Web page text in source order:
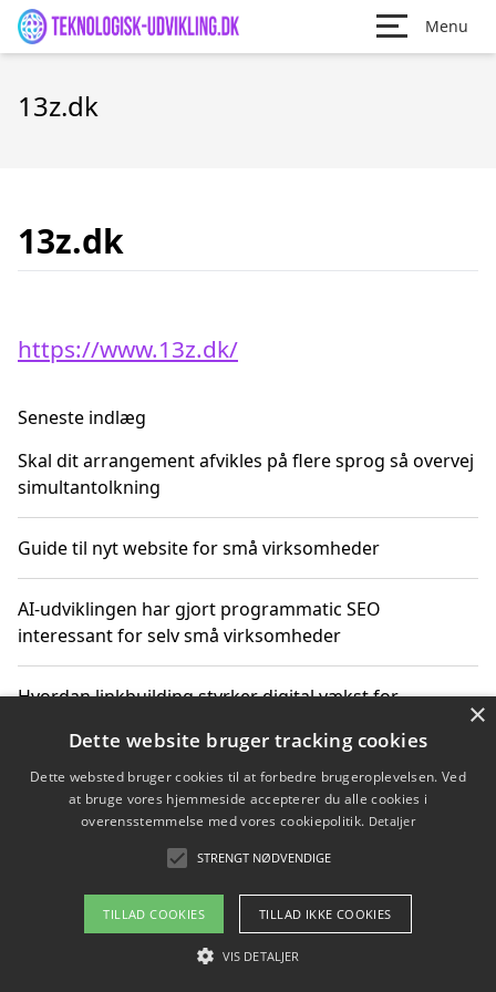
Menu
13z.dk
13z.dk
https://www.13z.dk/
Seneste indlæg
Skal dit arrangement afvikles på flere sprog så overvej
simultantolkning
Guide til nyt website for små virksomheder
AI-udviklingen har gjort programmatic SEO
interessant for selv små virksomheder
Hvordan linkbuilding styrker digital vækst for
Sådan har udviklingen inden for genbrug af elektronik
ændret sig
Copyright 2026 - Pilanto Aps
Om / kontakt
×
Dette website bruger tracking cookies
Dette websted bruger cookies til at forbedre brugeroplevelsen. Ved
at bruge vores hjemmeside accepterer du alle cookies i
overensstemmelse med vores cookiepolitik. Detaljer
STRENGT NØDVENDIGE
TILLAD COOKIES TILLAD IKKE COOKIES
VIS DETALJER